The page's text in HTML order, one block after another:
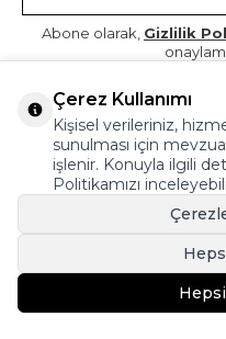
Abone olarak, Gizlilik
INSTAGRAM
Çerez Kullanımı
Kişisel verileriniz,
sunulması için
işlenir. Konuyla ilgili
Politikamızı